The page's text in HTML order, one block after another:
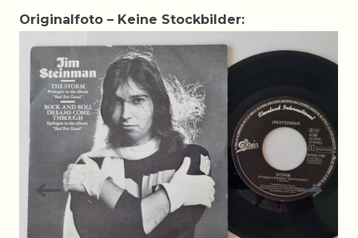
Originalfoto – Keine Stockbilder: